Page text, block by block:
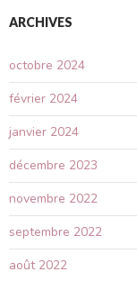
ARCHIVES
octobre 2024
février 2024
janvier 2024
décembre 2023
novembre 2022
septembre 2022
août 2022